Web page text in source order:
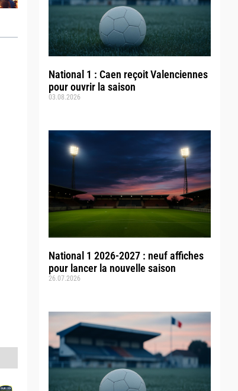
National 1 : Caen reçoit Valenciennes
pour ouvrir la saison
03.08.2026
National 1 2026-2027 : neuf affiches
pour lancer la nouvelle saison
26.07.2026